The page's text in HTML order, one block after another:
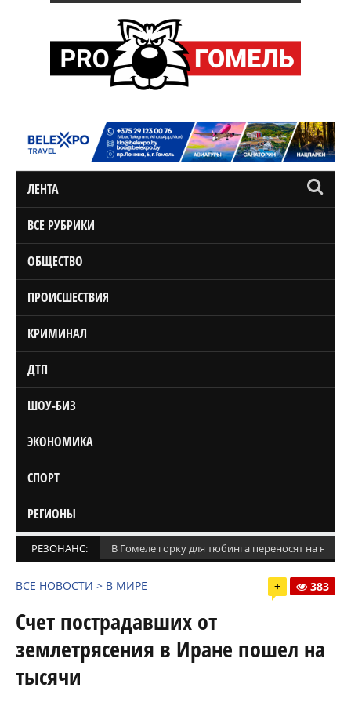
ЛЕНТА
ВСЕ РУБРИКИ
ОБЩЕСТВО
ПРОИСШЕСТВИЯ
КРИМИНАЛ
ДТП
ШОУ-БИЗ
ЭКОНОМИКА
СПОРТ
РЕГИОНЫ
РЕЗОНАНС: В Гомеле горку для тюбинга переносят на
ВСЕ НОВОСТИ > В МИРЕ + 383
Счет пострадавших от
землетрясения в Иране пошел на
тысячи